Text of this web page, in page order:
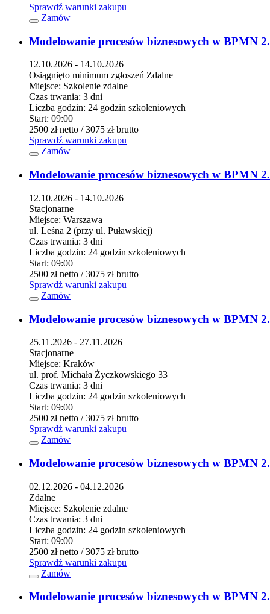
Sprawdź warunki zakupu
Zamów
Modelowanie procesów biznesowych w BPMN
12.10.2026 - 14.10.2026
Osiągnięto minimum zgłoszeń Zdalne
Miejsce: Szkolenie zdalne
Czas trwania: 3 dni
Liczba godzin: 24 godzin szkoleniowych
Start: 09:00
2500 złnetto / 3075 złbrutto
Sprawdź warunki zakupu
Zamów
Modelowanie procesów biznesowych w BPMN
12.10.2026 - 14.10.2026
Stacjonarne
Miejsce: Warszawa
ul. Leśna 2 (przy ul. Puławskiej)
Czas trwania: 3 dni
Liczba godzin: 24 godzin szkoleniowych
Start: 09:00
2500 złnetto / 3075 złbrutto
Sprawdź warunki zakupu
Zamów
Modelowanie procesów biznesowych w BPMN
25.11.2026 - 27.11.2026
Stacjonarne
Miejsce: Kraków
ul. prof. Michała Życzkowskiego 33
Czas trwania: 3 dni
Liczba godzin: 24 godzin szkoleniowych
Start: 09:00
2500 złnetto / 3075 złbrutto
Sprawdź warunki zakupu
Zamów
Modelowanie procesów biznesowych w BPMN
02.12.2026 - 04.12.2026
Zdalne
Miejsce: Szkolenie zdalne
Czas trwania: 3 dni
Liczba godzin: 24 godzin szkoleniowych
Start: 09:00
2500 złnetto / 3075 złbrutto
Sprawdź warunki zakupu
Zamów
Modelowanie procesów biznesowych w BPMN